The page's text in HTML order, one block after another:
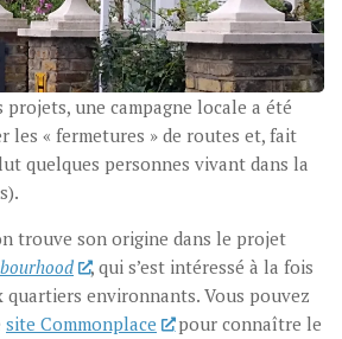
projets, une campagne locale a été
les « fermetures » de routes et, fait
quelques personnes vivant dans la
trouve son origine dans le projet
, qui s’est intéressé à la fois
environnants. Vous pouvez
site Commonplace
pour connaître le